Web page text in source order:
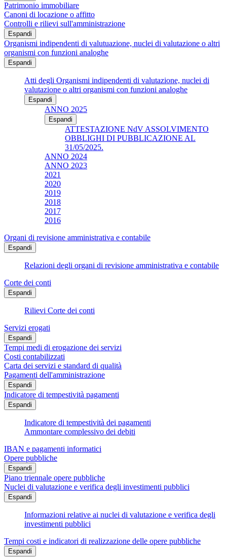
Patrimonio immobiliare
Canoni di locazione o affitto
Controlli e rilievi sull'amministrazione
Espandi
Organismi indipendenti di valutuazione, nuclei di valutazione o altri
organismi con funzioni analoghe
Espandi
Atti degli Organismi indipendenti di valutazione, nuclei di
valutazione o altri organismi con funzioni analoghe
Espandi
ANNO 2025
Espandi
ATTESTAZIONE NdV ASSOLVIMENTO
OBBLIGHI DI PUBBLICAZIONE AL
31/05/2025.
ANNO 2024
ANNO 2023
2021
2020
2019
2018
2017
2016
Organi di revisione amministrativa e contabile
Espandi
Relazioni degli organi di revisione amministrativa e contabile
Corte dei conti
Espandi
Rilievi Corte dei conti
Servizi erogati
Espandi
Tempi medi di erogazione dei servizi
Costi contabilizzati
Carta dei servizi e standard di qualità
Pagamenti dell'amministrazione
Espandi
Indicatore di tempestività pagamenti
Espandi
Indicatore di tempestività dei pagamenti
Ammontare complessivo dei debiti
IBAN e pagamenti informatici
Opere pubbliche
Espandi
Piano triennale opere pubbliche
Nuclei di valutazione e verifica degli investimenti pubblici
Espandi
Informazioni relative ai nuclei di valutazione e verifica degli
investimenti pubblici
Tempi costi e indicatori di realizzazione delle opere pubbliche
Espandi